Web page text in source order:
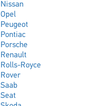
Nissan
Opel
Peugeot
Pontiac
Porsche
Renault
Rolls-Royce
Rover
Saab
Seat